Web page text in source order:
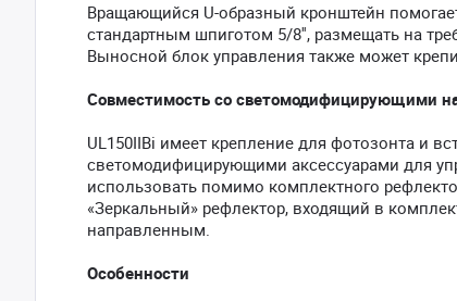
Вращающийся U-образный кронштейн
стандартным шпиготом 5/8'', размещать на
Выносной блок управления также может
Совместимость со светомодифицирующими
UL150IIBi имеет крепление для фотозонта и
светомодифицирующими аксессуарами для
использовать помимо комплектного
«Зеркальный» рефлектор, входящий в
направленным.
Особенности